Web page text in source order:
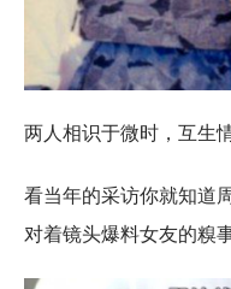
两人相识于微时，互生
看当年的采访你就知道
对着镜头爆料女友的糗